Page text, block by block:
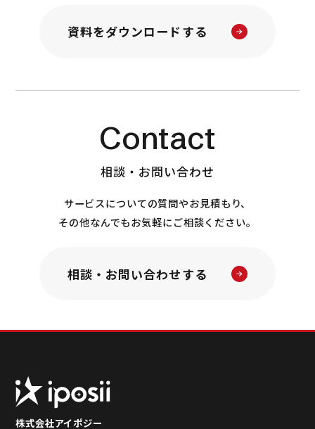
資料をダウンロードする
Contact
相談・お問い合わせ
サービスについての質問やお見積もり、
その他なんでもお気軽にご相談ください。
相談・お問い合わせする
株式会社アイポジー